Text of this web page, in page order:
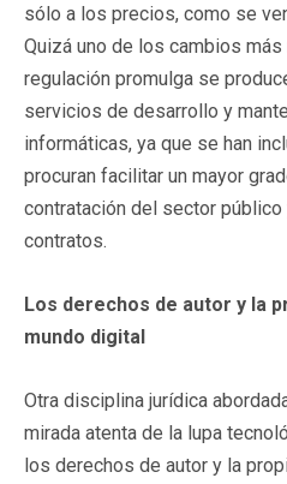
sólo a los precios, como se
Quizá uno de los cambios
regulación promulga se
servicios de desarrollo y
informáticas, ya que se han
procuran facilitar un mayor
contratación del sector
contratos.
Los derechos de autor y la
mundo digital
Otra disciplina jurídica
mirada atenta de la lupa
los derechos de autor y la